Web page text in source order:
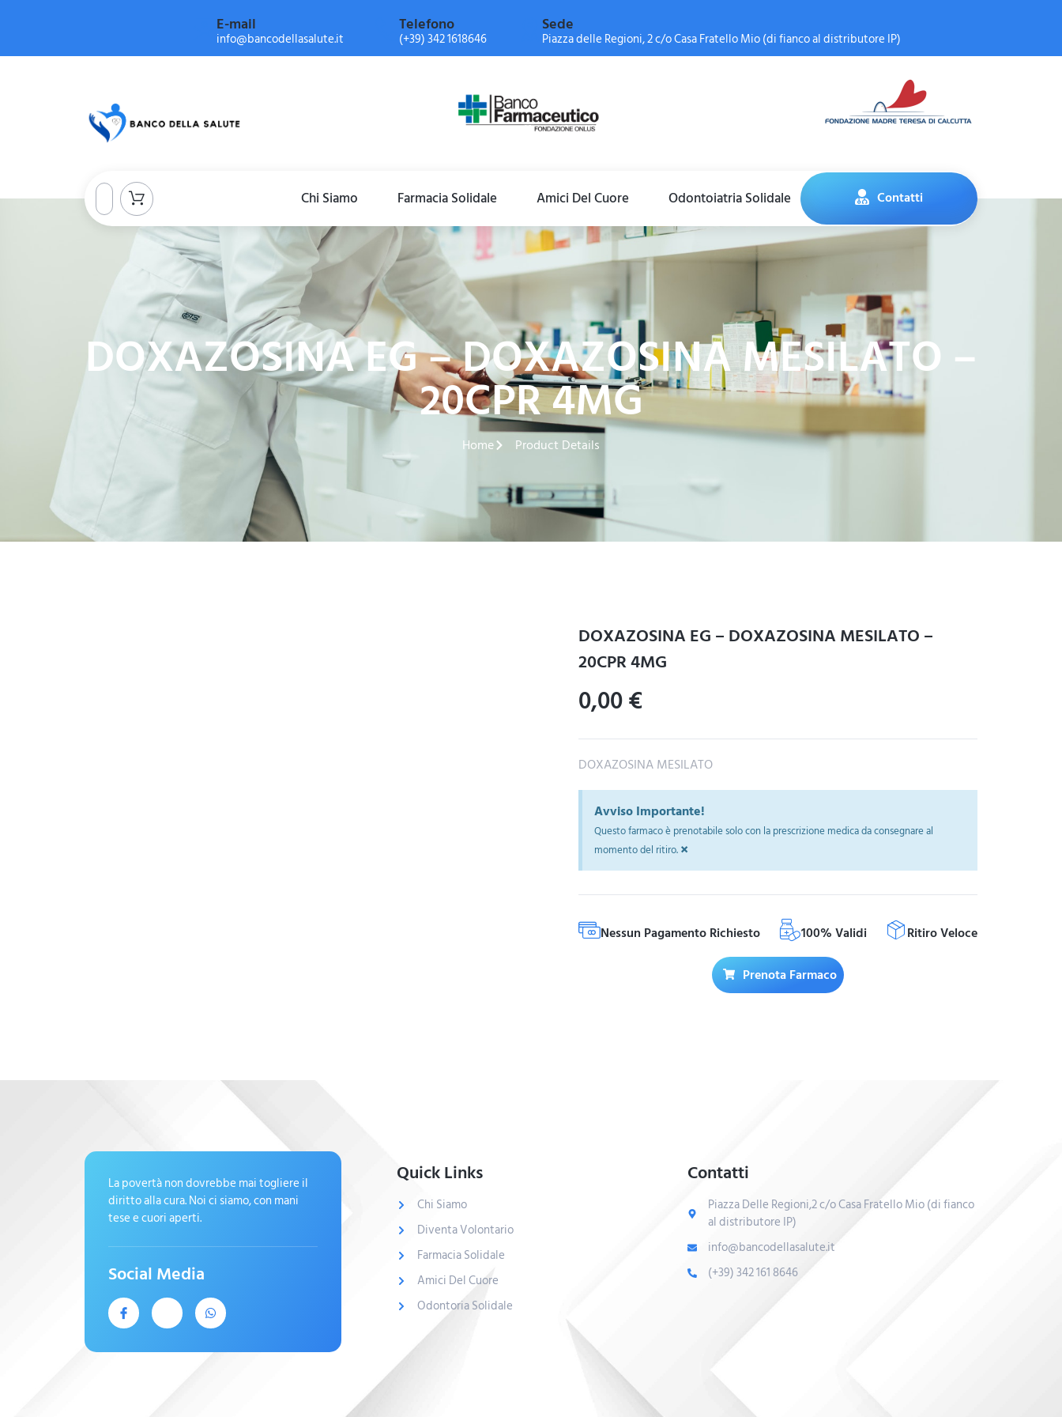
E-mail
info@bancodellasalute.it
Telefono
(+39) 342 1618646
Sede
Piazza delle Regioni, 2 c/o Casa Fratello Mio (di fianco al distributore IP)
Chi Siamo Farmacia Solidale Amici Del Cuore Odontoiatria Solidale Contatti
DOXAZOSINA EG – DOXAZOSINA MESILATO –
20CPR 4MG
Home Product Details
DOXAZOSINA EG – DOXAZOSINA MESILATO –
20CPR 4MG
0,00€
DOXAZOSINA MESILATO
Avviso Importante!
Questo farmaco è prenotabile solo con la prescrizione medica da consegnare al
momento del ritiro.×
Nessun Pagamento Richiesto 100% Validi Ritiro Veloce
Prenota Farmaco
La povertà non dovrebbe mai togliere il
diritto alla cura. Noi ci siamo, con mani
tese e cuori aperti.
Social Media
Quick Links
Chi Siamo
Diventa Volontario
Farmacia Solidale
Amici Del Cuore
Odontoria Solidale
Contatti
Piazza Delle Regioni,2 c/o Casa Fratello Mio (di fianco
al distributore IP)
info@bancodellasalute.it
(+39) 342 161 8646